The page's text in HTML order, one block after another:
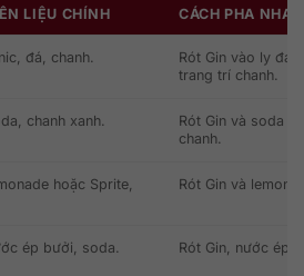
LIỆU CHÍNH CÁCH PHA
đá, chanh.
Rót Gin vào ly đá,
trang trí chanh.
chanh xanh.
Rót Gin và soda
chanh.
hoặc Sprite,
Rót Gin và
ép bưởi, soda. Rót Gin, nước ép